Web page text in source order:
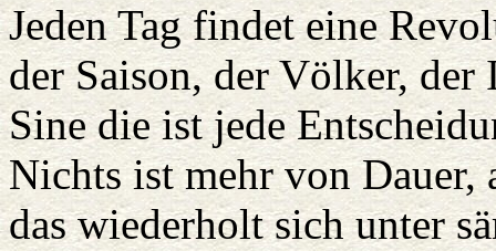
Jeden Tag findet eine
der Saison, der Völker, der
Sine die ist jede
Nichts ist mehr von Dauer,
das wiederholt sich unter